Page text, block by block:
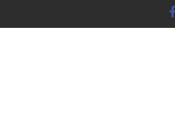
nuestro equilibrio emocional